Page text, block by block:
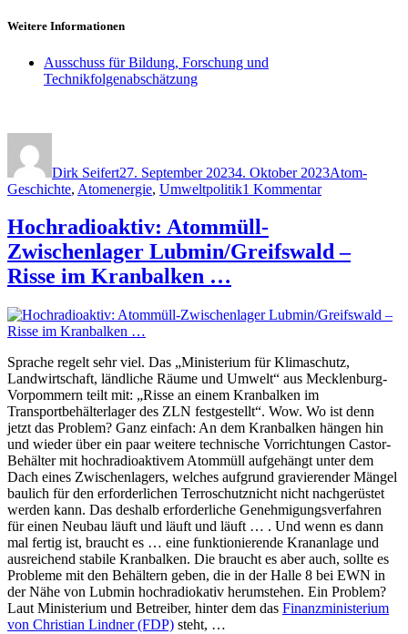
Weitere Informationen
Ausschuss für Bildung, Forschung und
Technikfolgenabschätzung
Dirk Seifert27. September 20234. Oktober 2023Atom-
Geschichte, Atomenergie, Umweltpolitik1 Kommentarzu
Bundestag
Hochradioaktiv: Atommüll-
Zwischenlager Lubmin/Greifswald –
Risse im Kranbalken …
Sprache regelt sehr viel. Das „Ministerium für Klimaschutz,
Landwirtschaft, ländliche Räume und Umwelt“ aus Mecklenburg-
Vorpommern teilt mit: „Risse an einem Kranbalken im
Transportbehälterlager des ZLN festgestellt“. Wow. Wo ist denn
jetzt das Problem? Ganz einfach: An dem Kranbalken hängen hin
und wieder über ein paar weitere technische Vorrichtungen Castor-
Behälter mit hochradioaktivem Atommüll aufgehängt unter dem
Dach eines Zwischenlagers, welches aufgrund gravierender Mängel
baulich für den erforderlichen Terroschutznicht nicht nachgerüstet
werden kann. Das deshalb erforderliche Genehmigungsverfahren
für einen Neubau läuft und läuft und läuft … . Und wenn es dann
mal fertig ist, braucht es … eine funktionierende Krananlage und
ausreichend stabile Kranbalken. Die braucht es aber auch, sollte es
Probleme mit den Behältern geben, die in der Halle 8 bei EWN in
der Nähe von Lubmin hochradiokativ herumstehen. Ein Problem?
Laut Ministerium und Betreiber, hinter dem das Finanzministerium
von Christian Lindner (FDP) steht, …